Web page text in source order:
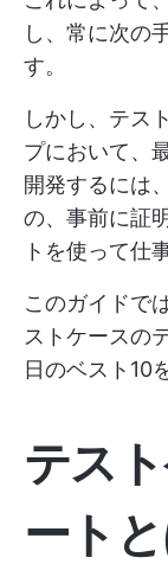
し、常に次の
す。
しかし、テス
プにおいて、
開発するには
の、事前に証
トを使って仕
このガイドで
ストケースの
日のベスト10
テス
ート